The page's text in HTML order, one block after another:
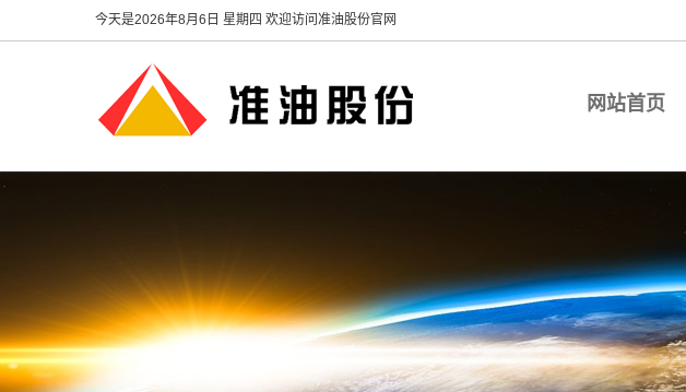
今天是2026年8月6日 星期四 欢迎访问准油股份官网
网站首页